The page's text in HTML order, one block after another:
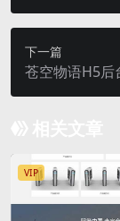
下一篇
苍空物语H5后
台版_VM一键
VIP